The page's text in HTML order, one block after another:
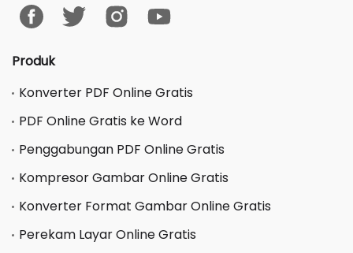
Produk
Konverter PDF Online Gratis
PDF Online Gratis ke Word
Penggabungan PDF Online Gratis
Kompresor Gambar Online Gratis
Konverter Format Gambar Online Gratis
Perekam Layar Online Gratis